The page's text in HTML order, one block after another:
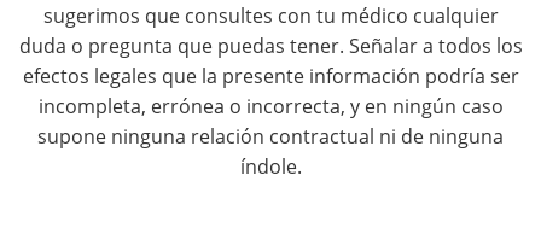
g
sugerimos que consultes con tu médico cualquier
duda o pregunta que puedas tener. Señalar a todos los
efectos legales que la presente información podría ser
incompleta, errónea o incorrecta, y en ningún caso
supone ninguna relación contractual ni de ninguna
índole.